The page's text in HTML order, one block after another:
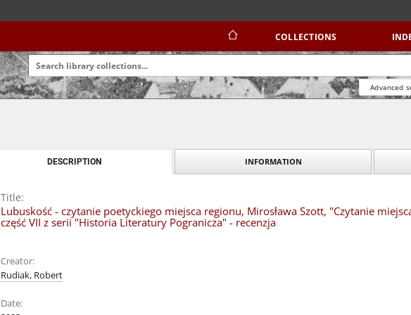
COLLECTIONS
Advanced
DESCRIPTION INFORMATION
Title:
Lubuskość - czytanie poetyckiego miejsca regionu, Mirosława Szott, "Czytanie
część VII z serii "Historia Literatury Pogranicza" - recenzja
Creator:
Rudiak, Robert
Date: